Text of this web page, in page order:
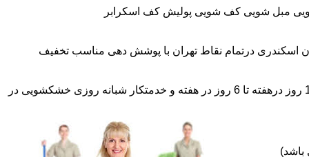
مبل شویی کف شویی پولیش کف اسکرابر
اسکندری درتمام نقاط تهران با پوشش دهی مناسب تخفیف
اعزام نظافتچی روزمزد و مهمان دار به تمام نقاط و در سراسر تهران (حرفه ای و آموزش دیده )اعزام خدمتکار ثابت روزانه (خانم)از 1 روز درهفته تا 6 روز در هفته و خدمتکار شبانه روزی خشکشویی در
باشد)